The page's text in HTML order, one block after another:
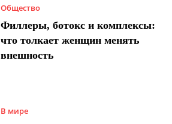
Общество
Филлеры, ботокс и комплексы:
что толкает женщин менять
внешность
В мире